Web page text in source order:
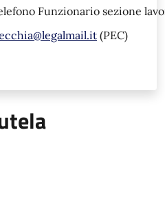
Funzionario sezione
(PEC)